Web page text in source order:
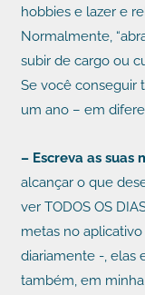
hobbies e lazer e
Normalmente,
subir de cargo ou
Se você conseguir
um ano – em
– Escreva as suas
alcançar o que
ver TODOS OS
metas no
diariamente -, elas
também, em